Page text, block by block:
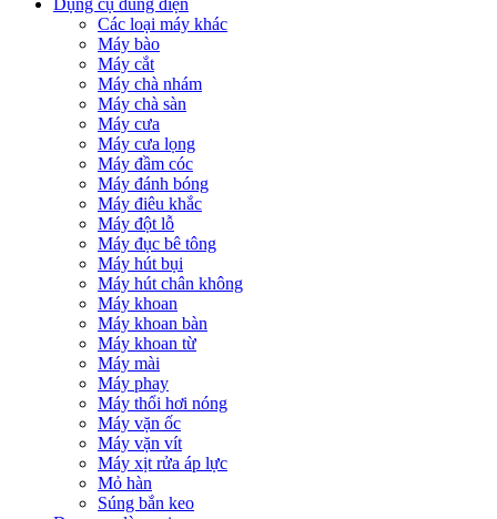
Dụng cụ dùng điện
Các loại máy khác
Máy bào
Máy cắt
Máy chà nhám
Máy chà sàn
Máy cưa
Máy cưa lọng
Máy đầm cóc
Máy đánh bóng
Máy điêu khắc
Máy đột lỗ
Máy đục bê tông
Máy hút bụi
Máy hút chân không
Máy khoan
Máy khoan bàn
Máy khoan từ
Máy mài
Máy phay
Máy thổi hơi nóng
Máy vặn ốc
Máy vặn vít
Máy xịt rửa áp lực
Mỏ hàn
Súng bắn keo